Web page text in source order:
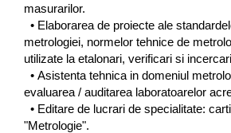
masurarilor.
• Elaborarea de proiecte ale
metrologiei, normelor tehnice de
utilizate la etalonari, verificari si
• Asistenta tehnica in domeniul
evaluarea / auditarea laboratoarelor
• Editare de lucrari de specialitate:
"Metrologie".